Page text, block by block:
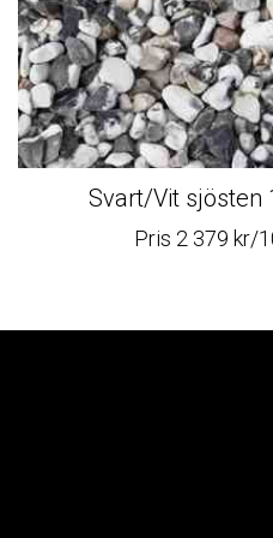
Svart/Vit sjösten
Pris 2 379 kr/